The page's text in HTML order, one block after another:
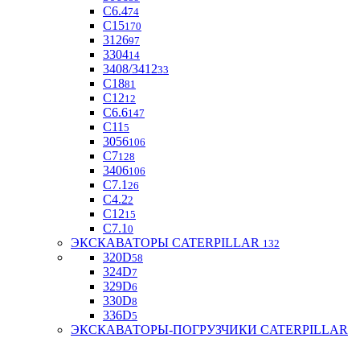
С6.474
С15170
312697
330414
3408/341233
С1881
C1212
С6.6147
C11 5
3056106
С7128
3406106
C7.1 26
C4.22
С1215
С7.1 0
ЭКСКАВАТОРЫ CATERPILLAR 132
320D58
324D7
329D6
330D8
336D5
ЭКСКАВАТОРЫ-ПОГРУЗЧИКИ CATERPILLAR